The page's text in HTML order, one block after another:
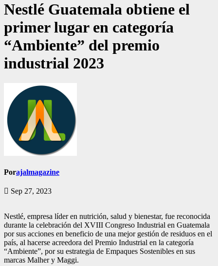
Nestlé Guatemala obtiene el
primer lugar en categoría
“Ambiente” del premio
industrial 2023
Porajalmagazine
Sep 27, 2023
Nestlé, empresa líder en nutrición, salud y bienestar, fue reconocida
durante la celebración del XVIII Congreso Industrial en Guatemala
por sus acciones en beneficio de una mejor gestión de residuos en el
país, al hacerse acreedora del Premio Industrial en la categoría
“Ambiente”, por su estrategia de Empaques Sostenibles en sus
marcas Malher y Maggi.